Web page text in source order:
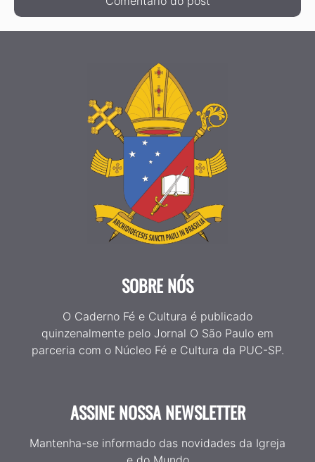
SOBRE NÓS
O Caderno Fé e Cultura é publicado
quinzenalmente pelo Jornal O São Paulo em
parceria com o Núcleo Fé e Cultura da PUC-SP.
ASSINE NOSSA NEWSLETTER
Mantenha-se informado das novidades da Igreja